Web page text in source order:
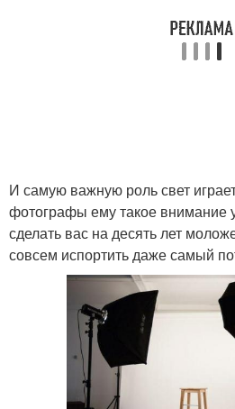
И самую важную роль свет
фотографы ему такое внимание
сделать вас на десять лет
совсем испортить даже самый